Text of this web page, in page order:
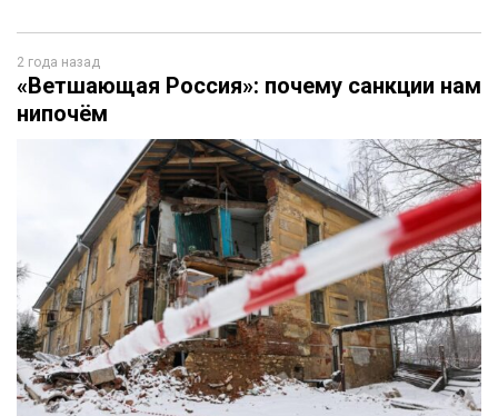
2 года назад
«Ветшающая Россия»: почему санкции нам
нипочём